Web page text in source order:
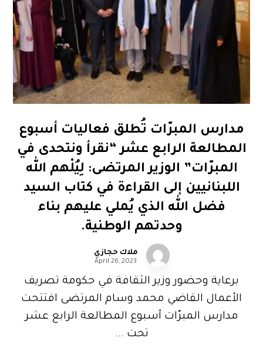
مدارس المبرّات تُطلق فعاليات أسبوع
المطالعة الرابع عشر “نقرأ ونتحدى في
المبرّات” الوزير المرتضى: لِيُلْهم الله
اللبنانيين إلى القراءة في كتاب السيد
فضل الله الذي يُملي عليهم بناء
وحدتهم الوطنية.
ملاك حجازي
April 26, 2023
برعاية وحضور وزير الثقافة في حكومة تصريف
الأعمال القاضي محمد وسام المرتضى افتتحت
مدارس المبرّات أسبوع المطالعة الرابع عشر
تحت ...